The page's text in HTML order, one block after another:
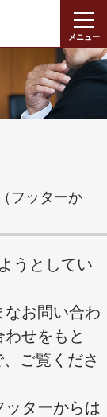
メニュー
フッターか
うとしてい
なお問い合わ
せをもと
ご覧くださ
ターからは